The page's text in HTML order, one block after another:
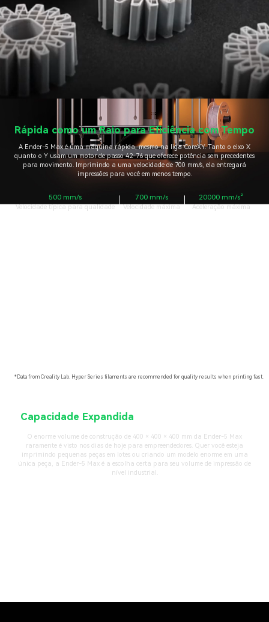
Rápida como um Raio para Eficiência com Tempo
A Ender-5 Max é uma máquina rápida, mesmo na liga CoreXY. Tanto o eixo X
quanto o Y usam um motor de passo 42-76 que oferece potência sem precedentes
para movimento. Imprimindo a uma velocidade de 700 mm/s, ela entregará
impressões para você em menos tempo.
500 mm/s
Velocidade típica para qualidade
700 mm/s
Velocidade máxima
20000 mm/s²
Aceleração máxima
*Data from Creality Lab. Hyper Series filaments are recommended for quality results when printing fast.
Capacidade Expandida
O enorme volume de construção de 400 × 400 × 400 mm da Ender-5 Max
raramente é visto nos dias de hoje para empreendedores. Quer você esteja
imprimindo pequenas peças em lotes ou criando um modelo enorme em uma
única peça, a Ender-5 Max é a escolha certa para seu volume de impressão de
nível industrial.